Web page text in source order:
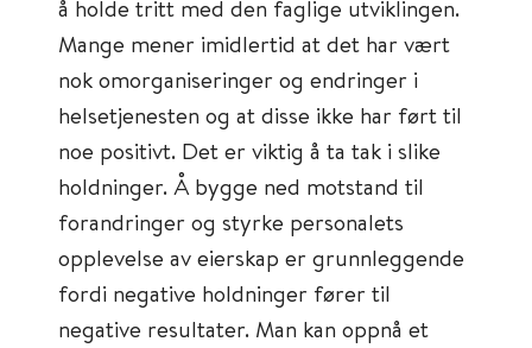
å holde tritt med den faglige utviklingen.
Mange mener imidlertid at det har vært
nok omorganiseringer og endringer i
helsetjenesten og at disse ikke har ført til
noe positivt. Det er viktig å ta tak i slike
holdninger. Å bygge ned motstand til
forandringer og styrke personalets
opplevelse av eierskap er grunnleggende
fordi negative holdninger fører til
negative resultater. Man kan oppnå et